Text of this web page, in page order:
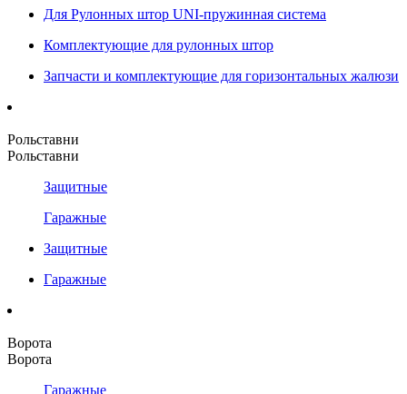
Для Рулонных штор UNI-пружинная система
Комплектующие для рулонных штор
Запчасти и комплектующие для горизонтальных жалюзи
Рольставни
Рольставни
Защитные
Гаражные
Защитные
Гаражные
Ворота
Ворота
Гаражные